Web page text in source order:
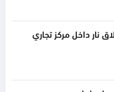
نار داخل مركز تجاري